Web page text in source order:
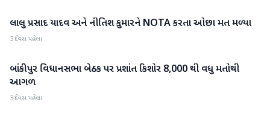
રાષ્ટ્રીય
લાલુ પ્રસાદ યાદવ અને નીતિશ કુમારને NOTA કરતા ઓછા મત મળ્યા
3 દિવસ પહેલા
રાષ્ટ્રીય
બાંકીપુર વિધાનસભા બેઠક પર પ્રશાંત કિશોર 8,000 થી વધુ મતોથી
આગળ
3 દિવસ પહેલા